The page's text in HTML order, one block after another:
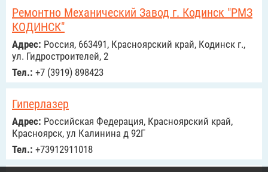
Ремонтно Механический Завод г. Кодинск "РМЗ
КОДИНСК"
Адрес: Россия, 663491, Красноярский край, Кодинск г.,
ул. Гидростроителей, 2
Тел.: +7 (3919) 898423
Гиперлазер
Адрес: Российcкая Федерация, Красноярский край,
Красноярск, ул Калинина д 92Г
Тел.: +73912911018